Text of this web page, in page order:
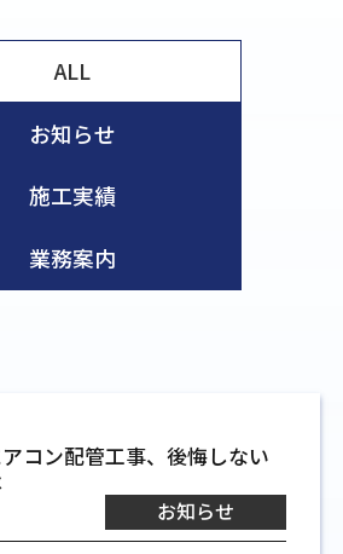
ALL
お知らせ
施工実績
業務案内
コン配管工事、後悔しない
お知らせ